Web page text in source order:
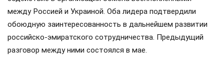
между Россией и Украиной. Оба лидера подтвердили
обоюдную заинтересованность в дальнейшем развитии
российско-эмиратского сотрудничества. Предыдущий
разговор между ними состоялся в мае.